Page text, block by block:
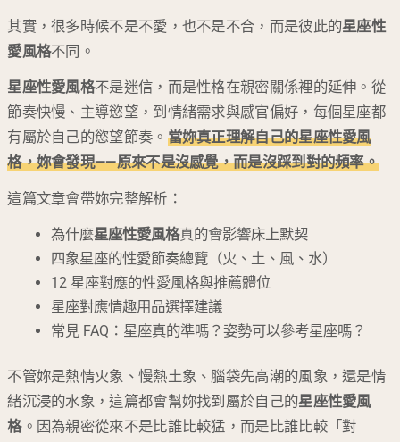
其實，很多時候不是不愛，也不是不合，而是彼此的星座性
愛風格不同。
星座性愛風格不是迷信，而是性格在親密關係裡的延伸。從
節奏快慢、主導慾望，到情緒需求與感官偏好，每個星座都
有屬於自己的慾望節奏。 當妳真正理解自己的星座性愛風
格，妳會發現——原來不是沒感覺，而是沒踩到對的頻率。
這篇文章會帶妳完整解析：
為什麼星座性愛風格真的會影響床上默契
四象星座的性愛節奏總覽（火、土、風、水）
12 星座對應的性愛風格與推薦體位
星座對應情趣用品選擇建議
常見 FAQ：星座真的準嗎？姿勢可以參考星座嗎？
不管妳是熱情火象、慢熱土象、腦袋先高潮的風象，還是情
緒沉浸的水象，這篇都會幫妳找到屬於自己的星座性愛風
格。因為親密從來不是比誰比較猛，而是比誰比較「對